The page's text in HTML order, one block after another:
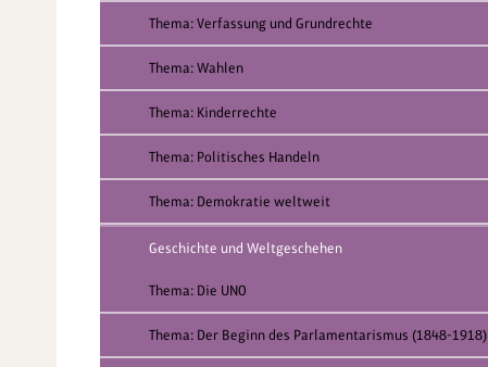
Thema: Verfassung und Grundrechte
Thema: Wahlen
Thema: Kinderrechte
Thema: Politisches Handeln
Thema: Demokratie weltweit
Geschichte und Weltgeschehen
Thema: Die UNO
Thema: Der Beginn des Parlamentarismus (1848-1918)